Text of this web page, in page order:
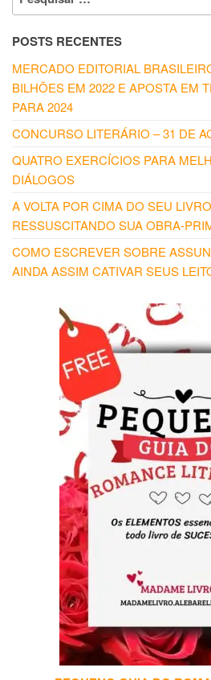
POR:
POSTS RECENTES
MERCADO EDITORIAL
BILHÕES EM 2022 E APOSTA EM
PARA 2024
CONCURSO LITERÁRIO – 31 DE
QUATRO EXERCÍCIOS PARA
DIÁLOGOS
A VOLTA POR CIMA DO SEU
RESSUSCITANDO SUA OBRA-
COMO ESCREVER SOBRE
AINDA ASSIM CATIVAR SEUS